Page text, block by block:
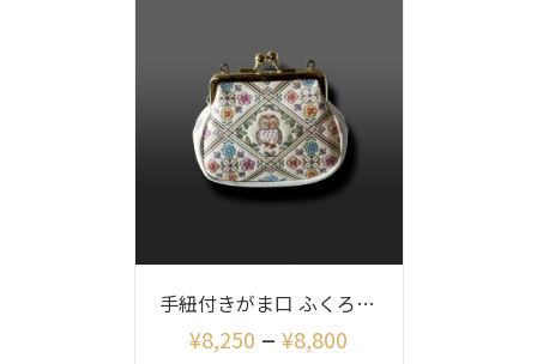
手紐付きがま口 ふくろう柄
¥8,250 – ¥8,800